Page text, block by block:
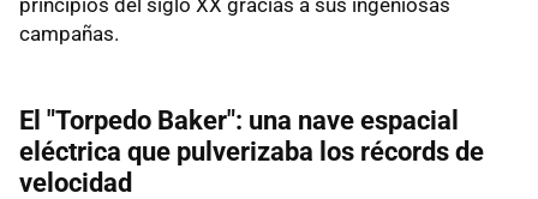
campañas.
El "Torpedo Baker": una nave espacial
eléctrica que pulverizaba los récords de
velocidad